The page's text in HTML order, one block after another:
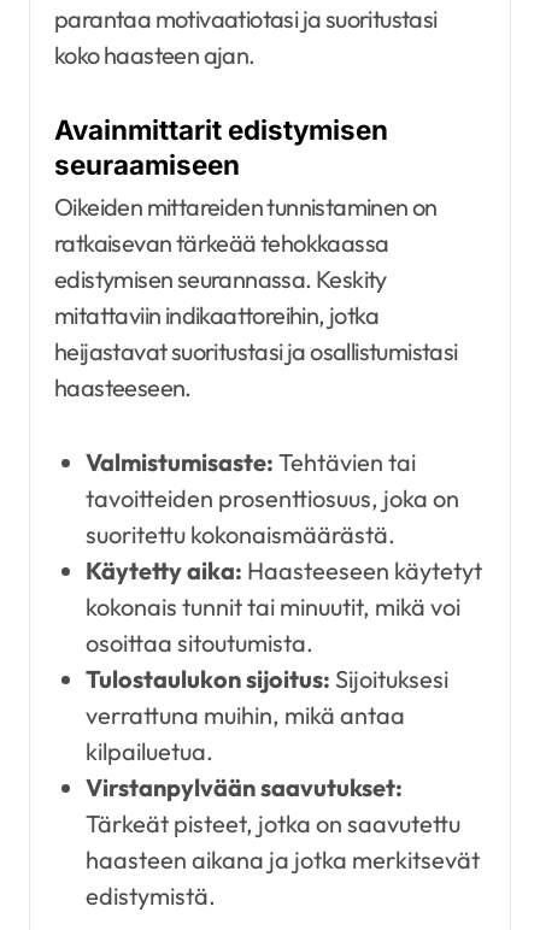
parantaa motivaatiotasi ja suoritustasi
koko haasteen ajan.
Avainmittarit edistymisen
seuraamiseen
Oikeiden mittareiden tunnistaminen on
ratkaisevan tärkeää tehokkaassa
edistymisen seurannassa. Keskity
mitattaviin indikaattoreihin, jotka
heijastavat suoritustasi ja osallistumistasi
haasteeseen.
Valmistumisaste: Tehtävien tai
tavoitteiden prosenttiosuus, joka on
suoritettu kokonaismäärästä.
Käytetty aika: Haasteeseen käytetyt
kokonais tunnit tai minuutit, mikä voi
osoittaa sitoutumista.
Tulostaulukon sijoitus: Sijoituksesi
verrattuna muihin, mikä antaa
kilpailuetua.
Virstanpylvään saavutukset:
Tärkeät pisteet, jotka on saavutettu
haasteen aikana ja jotka merkitsevät
edistymistä.